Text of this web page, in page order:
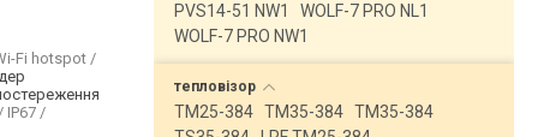
Fi hotspot /
IP67 /
PVS14-51 NW1
WOLF-7 PRO NL1
WOLF-7 PRO NW1
тепловізор
TM25-384 TM35-384 TM35-384